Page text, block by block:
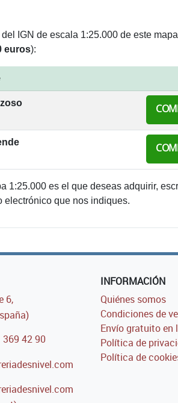
IGN de escala 1:25.000 de este
euros):
1:25.000 es el que deseas adquirir,
electrónico que nos indiques.
6,
369 42 90
INFORMACIÓN
Quiénes somos
Condiciones de
Envío gratuito en
Política de
Política de